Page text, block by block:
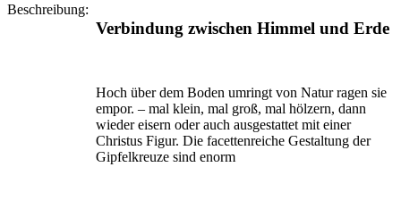
Beschreibung:
Verbindung zwischen Himmel und Erde
Hoch über dem Boden umringt von Natur ragen sie
empor. – mal klein, mal groß, mal hölzern, dann
wieder eisern oder auch ausgestattet mit einer
Christus Figur. Die facettenreiche Gestaltung der
Gipfelkreuze sind enorm